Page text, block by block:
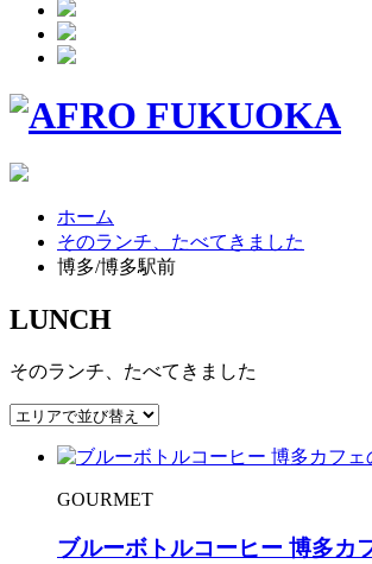
ホーム
そのランチ、たべてきました
博多/博多駅前
LUNCH
そのランチ、たべてきました
GOURMET
ブルーボトルコーヒー 博多カ